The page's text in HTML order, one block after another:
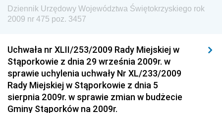
Dziennik Urzędowy Komendy Głównej Straży
Granicznej
Drogowego
Dziennik Urzędowy Narodowego Banku Polskiego
Dziennik Urzędowy Komendy Głównej Policji
Dziennik Urzędowy Ministra Pracy i Polityki
Społecznej
Dziennik Urzędowy Województwa Świętokrzyskiego rok
2009 nr 475 poz. 3457
Uchwała nr XLII/253/2009 Rady Miejskiej w
Stąporkowie z dnia 29 września 2009r. w
sprawie uchylenia uchwały Nr XL/233/2009
Rady Miejskiej w Stąporkowie z dnia 5
sierpnia 2009r. w sprawie zmian w budżecie
Gminy Stąporków na 2009r.